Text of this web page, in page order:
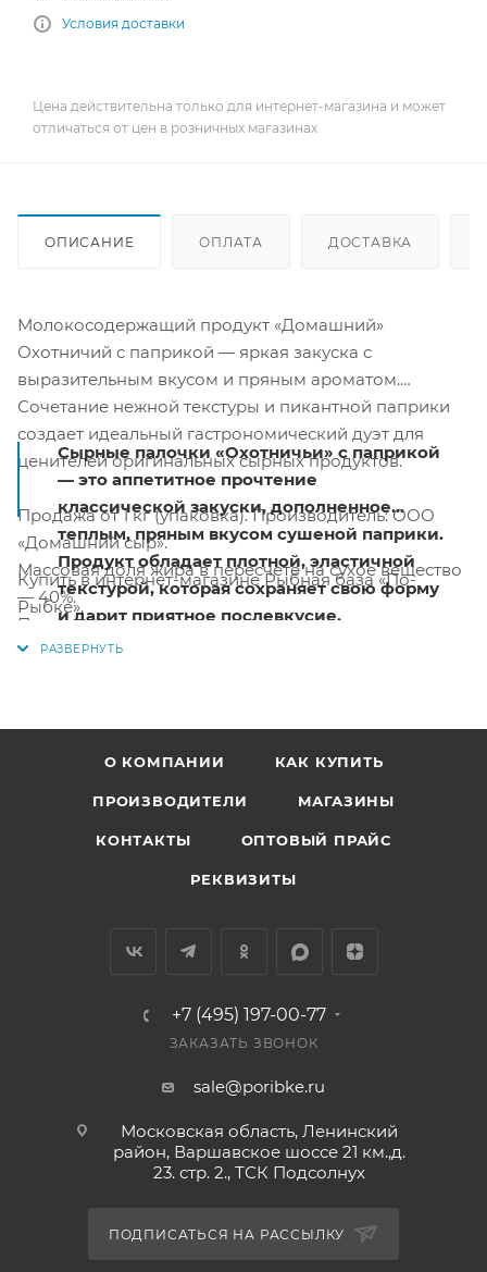
Условия доставки
Цена действительна только для интернет-магазина и может
отличаться от цен в розничных магазинах
ОПИСАНИЕ ОПЛАТА ДОСТАВКА
Молокосодержащий продукт «Домашний»
Охотничий с паприкой — яркая закуска с
выразительным вкусом и пряным ароматом.
Сочетание нежной текстуры и пикантной паприки
создает идеальный гастрономический дуэт для
ценителей оригинальных сырных продуктов.
Продажа от 1 кг (упаковка). Производитель: ООО
«Домашний сыр».
Массовая доля жира в пересчете на сухое вещество
— 40%.
Продукт полностью готов к употреблению.
Сырные палочки «Охотничьи» с паприкой
— это аппетитное прочтение
классической закуски, дополненное
теплым, пряным вкусом сушеной паприки.
Продукт обладает плотной, эластичной
текстурой, которая сохраняет свою форму
и дарит приятное послевкусие.
Использование паприки придает палочкам
украсит любую тарелку с закусками.
паприкой:
добавляет легкую сладковато-острую
молочную основу.
отличный вариант для быстрого перекуса,
их удобно брать в дорогу или
использовать для сервировки
Сбалансированный состав: Контроль
качества на производстве ООО
стандартов жирности (40%) и стабильно
Купить в интернет-магазине Рыбная база «По-
Рыбке».
О КОМПАНИИ КАК КУПИТЬ
ПРОИЗВОДИТЕЛИ МАГАЗИНЫ
КОНТАКТЫ ОПТОВЫЙ ПРАЙС
РЕКВИЗИТЫ
+7 (495) 197-00-77
ЗАКАЗАТЬ ЗВОНОК
sale@poribke.ru
Московская область, Ленинский
район, Варшавское шоссе 21 км.,д.
23. стр. 2., ТСК Подсолнух
ПОДПИСАТЬСЯ НА РАССЫЛКУ